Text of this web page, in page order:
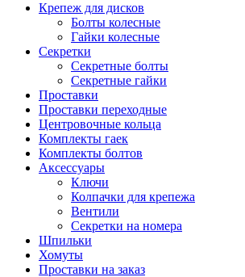
Крепеж для дисков
Болты колесные
Гайки колесные
Секретки
Секретные болты
Секретные гайки
Проставки
Проставки переходные
Центровочные кольца
Комплекты гаек
Комплекты болтов
Аксессуары
Ключи
Колпачки для крепежа
Вентили
Секретки на номера
Шпильки
Хомуты
Проставки на заказ